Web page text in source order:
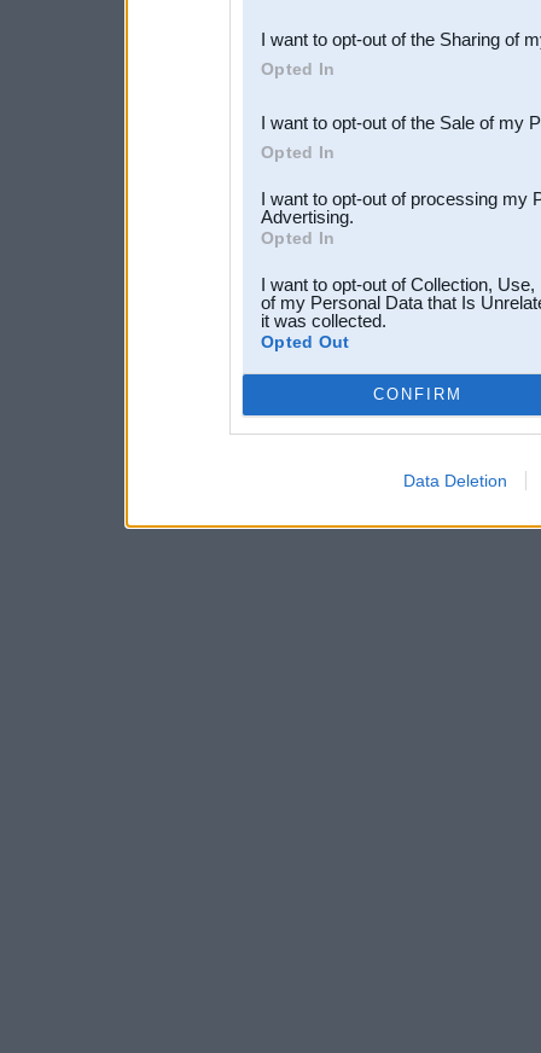
Downstream Participants
third parties.
I want to opt-out of the Sharing of
Opted In
I want to opt-out of the Sale of my
Opted In
I want to opt-out of processing my
Advertising.
Opted In
I want to opt-out of Collection,
of my Personal Data that Is
it was collected.
Opted Out
CONFIRM
Data Deletion